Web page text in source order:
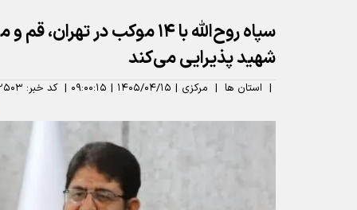
سپاه روح‌الله با ۱۴ موکب در
شهید پذیرایی می‌کند
| استان ها | مرکزی | ۱۴۰۵/۰۴/۱۵ | ۰۹:۰۰:۱۵ | کد خبر: